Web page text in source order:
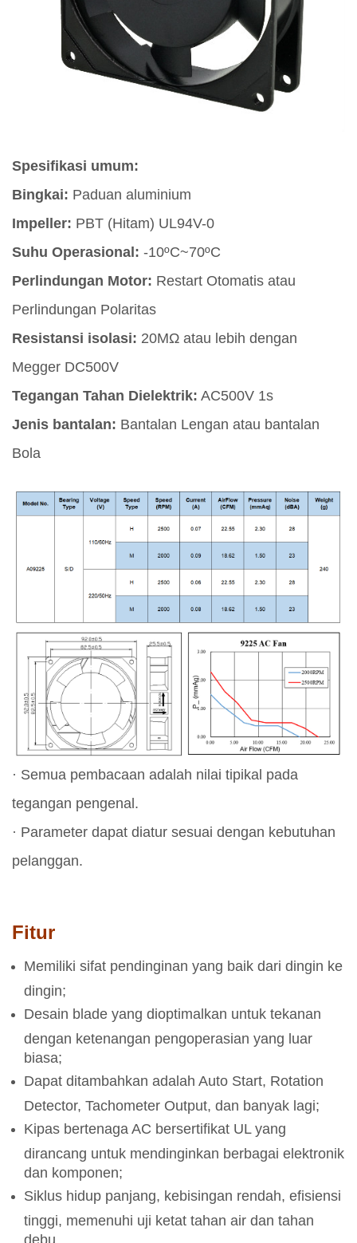
Spesifikasi umum:
Bingkai: Paduan aluminium
Impeller: PBT (Hitam) UL94V-0
Suhu Operasional: -10ºC~70ºC
Perlindungan Motor: Restart Otomatis atau
Perlindungan Polaritas
Resistansi isolasi: 20MΩ atau lebih dengan
Megger DC500V
Tegangan Tahan Dielektrik: AC500V 1s
Jenis bantalan: Bantalan Lengan atau bantalan
Bola
· Semua pembacaan adalah nilai tipikal pada
tegangan pengenal.
· Parameter dapat diatur sesuai dengan kebutuhan
pelanggan.
Fitur
Memiliki sifat pendinginan yang baik dari dingin ke
dingin;
Desain blade yang dioptimalkan untuk tekanan
dengan ketenangan pengoperasian yang luar
biasa;
Dapat ditambahkan adalah Auto Start, Rotation
Detector, Tachometer Output, dan banyak lagi;
Kipas bertenaga AC bersertifikat UL yang
dirancang untuk mendinginkan berbagai elektronik
dan komponen;
Siklus hidup panjang, kebisingan rendah, efisiensi
tinggi, memenuhi uji ketat tahan air dan tahan
debu.